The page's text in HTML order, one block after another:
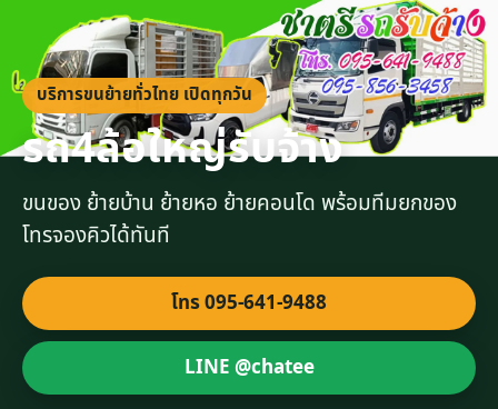
บริการขนย้ายทั่วไทย เปิดทุกวัน
รถ4ล้อใหญ่รับจ้าง
ขนของ ย้ายบ้าน ย้ายหอ ย้ายคอนโด พร้อมทีมยกของ
โทรจองคิวได้ทันที
โทร 095-641-9488
LINE @chatee